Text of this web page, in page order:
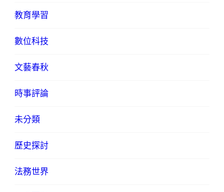
教育學習
數位科技
文藝春秋
時事評論
未分類
歷史探討
法務世界